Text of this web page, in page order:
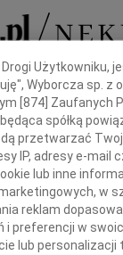
pogrzebowy
Użytkowniku,
Wyborcza sp. z
[874 ] Zaufanych
spółką
przetwarzać
IP, adresy e-mail
lub inne
w
reklam
i preferencji w
lub personalizacji